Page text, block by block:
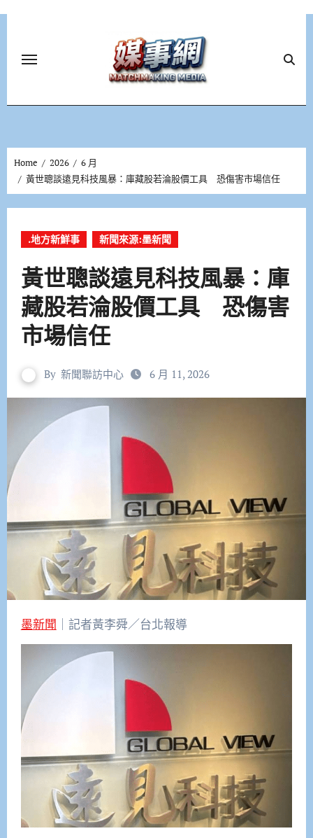
Home 2026
6 月
黃世聰談遠見科技風暴：庫藏股若淪股價工具 恐傷害市場信任
.地方新鮮事 新聞來源:墨新聞
黃世聰談遠見科技風暴：庫
藏股若淪股價工具 恐傷害
市場信任
By 新聞聯訪中心 6 月 11, 2026
墨新聞 ｜記者黃李舜／台北報導